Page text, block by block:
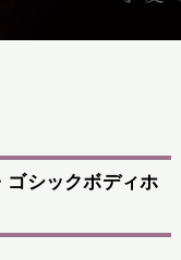
ゴシックボディホ